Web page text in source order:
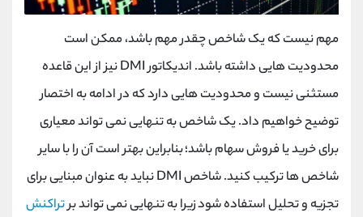
مهم نیست که یک شاخص چقدر مهم باشد، ممکن است
محدودیت هایی داشته باشد. اندیکاتور DMI نیز از این قاعده
مستثنی نیست و محدودیت هایی دارد که در ادامه به اختصار
توضیح خواهیم داد. یک شاخص به تنهایی نمی تواند معیاری
برای خرید یا فروش سهام باشد؛ بنابراین بهتر است آن را با سایر
شاخص ها ترکیب کنید. شاخص DMI نباید به عنوان مبنایی برای
تجزیه و تحلیل استفاده شود زیرا به تنهایی نمی تواند برتراکنش